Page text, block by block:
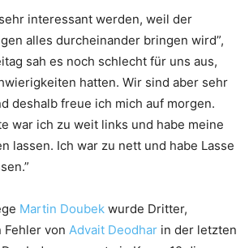
interessant werden, weil der
alles durcheinander bringen wird”,
sah es noch schlecht für uns aus,
hatten. Wir sind aber sehr
deshalb freue ich mich auf morgen.
war ich zu weit links und habe meine
lassen. Ich war zu nett und habe Lasse
Martin Doubek wurde Dritter,
Fehler von Advait Deodhar in der letzten